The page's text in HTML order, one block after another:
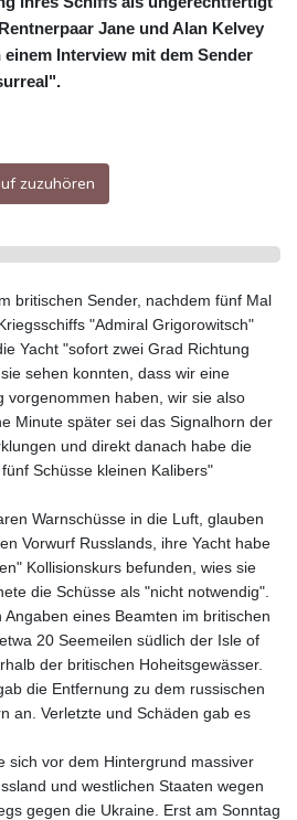
Jane und Alan Kelvey
Interview mit dem Sender
zuzuhören
britischen Sender, nachdem fünf Mal
"Admiral Grigorowitsch"
Yacht "sofort zwei Grad Richtung
sehen konnten, dass wir eine
vorgenommen haben, wir sie also
Minute später sei das Signalhorn der
und direkt danach habe die
Schüsse kleinen Kalibers"
Warnschüsse in die Luft, glauben
Vorwurf Russlands, ihre Yacht habe
Kollisionskurs befunden, wies sie
die Schüsse als "nicht notwendig".
eines Beamten im britischen
20 Seemeilen südlich der Isle of
der britischen Hoheitsgewässer.
die Entfernung zu dem russischen
an. Verletzte und Schäden gab es
sich vor dem Hintergrund massiver
und westlichen Staaten wegen
gegen die Ukraine. Erst am Sonntag